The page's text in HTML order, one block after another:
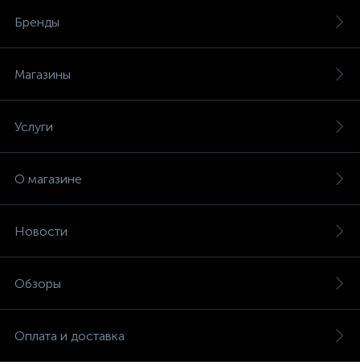
Бренды
Магазины
Услуги
О магазине
Новости
Обзоры
Оплата и доставка